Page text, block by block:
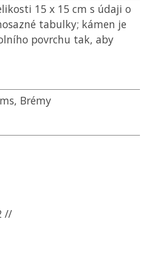
15 x 15 cm s údaji o
tabulky; kámen je
povrchu tak, aby
Brémy
//